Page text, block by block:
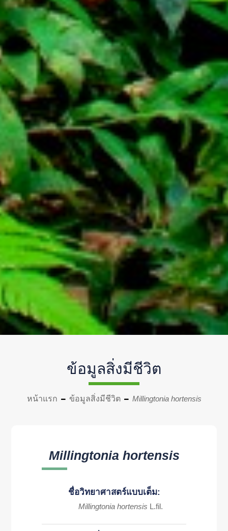
ข้อมูลสิ่งมีชีวิต
หน้าแรก ข้อมูลสิ่งมีชีวิต Millingtonia hortensis
Millingtonia hortensis
ชื่อวิทยาศาสตร์แบบเต็ม:
Millingtonia hortensis L.fil.